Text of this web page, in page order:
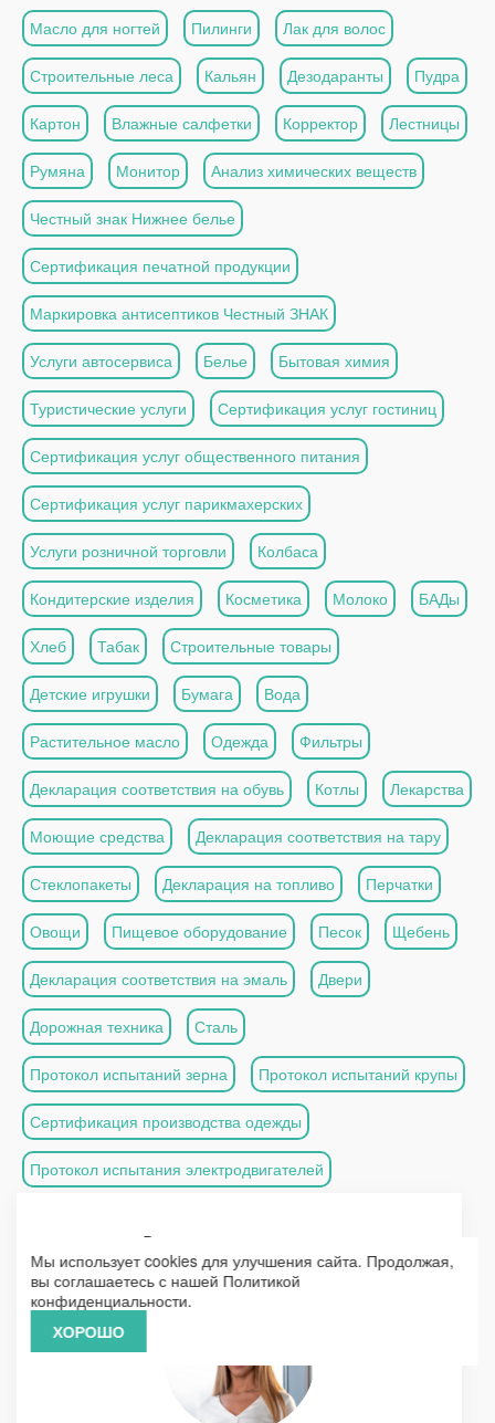
Масло для ногтей Пилинги Лак для волос
Строительные леса Кальян Дезодаранты Пудра
Картон Влажные салфетки Корректор Лестницы
Румяна Монитор Анализ химических веществ
Честный знак Нижнее белье
Сертификация печатной продукции
Маркировка антисептиков Честный ЗНАК
Услуги автосервиса Белье Бытовая химия
Туристические услуги Сертификация услуг гостиниц
Сертификация услуг общественного питания
Сертификация услуг парикмахерских
Услуги розничной торговли Колбаса
Кондитерские изделия Косметика Молоко БАДы
Хлеб Табак Строительные товары
Детские игрушки Бумага Вода
Растительное масло Одежда Фильтры
Декларация соответствия на обувь Котлы Лекарства
Моющие средства Декларация соответствия на тару
Стеклопакеты Декларация на топливо Перчатки
Овощи Пищевое оборудование Песок Щебень
Декларация соответствия на эмаль Двери
Дорожная техника Сталь
Протокол испытаний зерна Протокол испытаний крупы
Сертификация производства одежды
Протокол испытания электродвигателей
Вас проконсультирует
Мы использует cookies для улучшения сайта. Продолжая,
вы соглашаетесь с нашей Политикой
конфиденциальности.
ХОРОШО